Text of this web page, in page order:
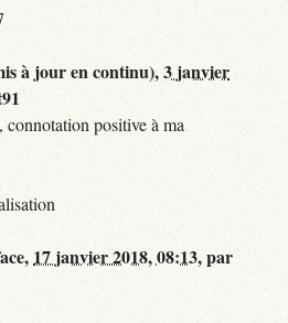
à jour en continu),3 janvier
connotation positive à ma
17 janvier 2018, 08:13,par